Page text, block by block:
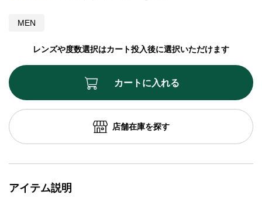
MEN
レンズや度数選択はカート投入後に選択いただけます
カートに入れる
店舗在庫を探す
アイテム説明